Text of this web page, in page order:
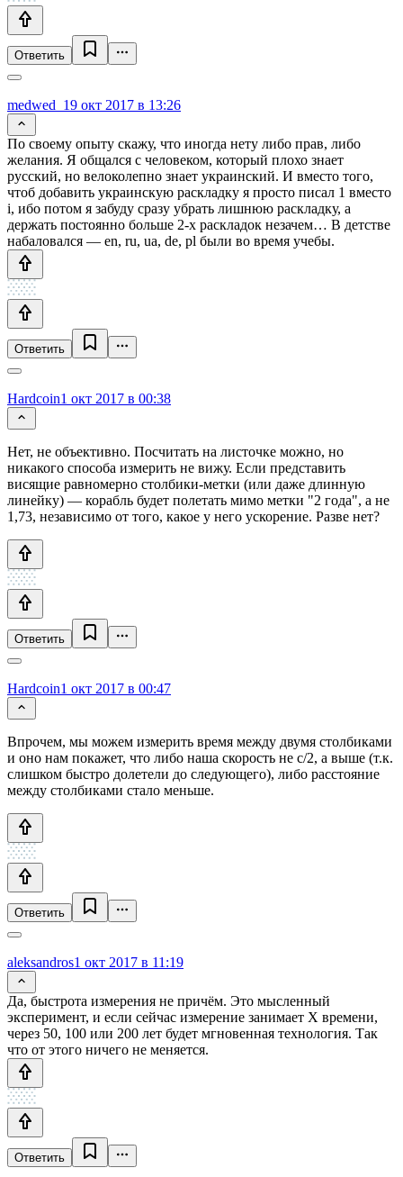
Ответить
medwed_19 окт 2017 в 13:26
По своему опыту скажу, что иногда нету либо прав, либо
желания. Я общался с человеком, который плохо знает
русский, но велоколепно знает украинский. И вместо того,
чтоб добавить украинскую раскладку я просто писал 1 вместо
і, ибо потом я забуду сразу убрать лишнюю раскладку, а
держать постоянно больше 2-х раскладок незачем… В детстве
набаловался — en, ru, ua, de, pl были во время учебы.
Ответить
Hardcoin1 окт 2017 в 00:38
Нет, не объективно. Посчитать на листочке можно, но
никакого способа измерить не вижу. Если представить
висящие равномерно столбики-метки (или даже длинную
линейку) — корабль будет полетать мимо метки "2 года", а не
1,73, независимо от того, какое у него ускорение. Разве нет?
Ответить
Hardcoin1 окт 2017 в 00:47
Впрочем, мы можем измерить время между двумя столбиками
и оно нам покажет, что либо наша скорость не с/2, а выше (т.к.
слишком быстро долетели до следующего), либо расстояние
между столбиками стало меньше.
Ответить
aleksandros1 окт 2017 в 11:19
Да, быстрота измерения не причём. Это мысленный
эксперимент, и если сейчас измерение занимает Х времени,
через 50, 100 или 200 лет будет мгновенная технология. Так
что от этого ничего не меняется.
Ответить